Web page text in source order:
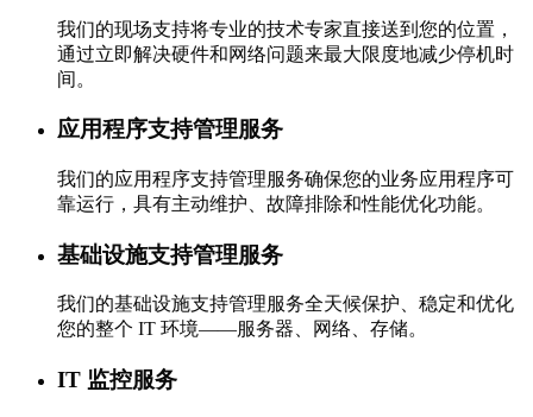
我们的现场支持将专业的技术专家直接送到您的位置，
通过立即解决硬件和网络问题来最大限度地减少停机时
间。
应用程序支持管理服务
我们的应用程序支持管理服务确保您的业务应用程序可
靠运行，具有主动维护、故障排除和性能优化功能。
基础设施支持管理服务
我们的基础设施支持管理服务全天候保护、稳定和优化
您的整个 IT 环境——服务器、网络、存储。
IT 监控服务